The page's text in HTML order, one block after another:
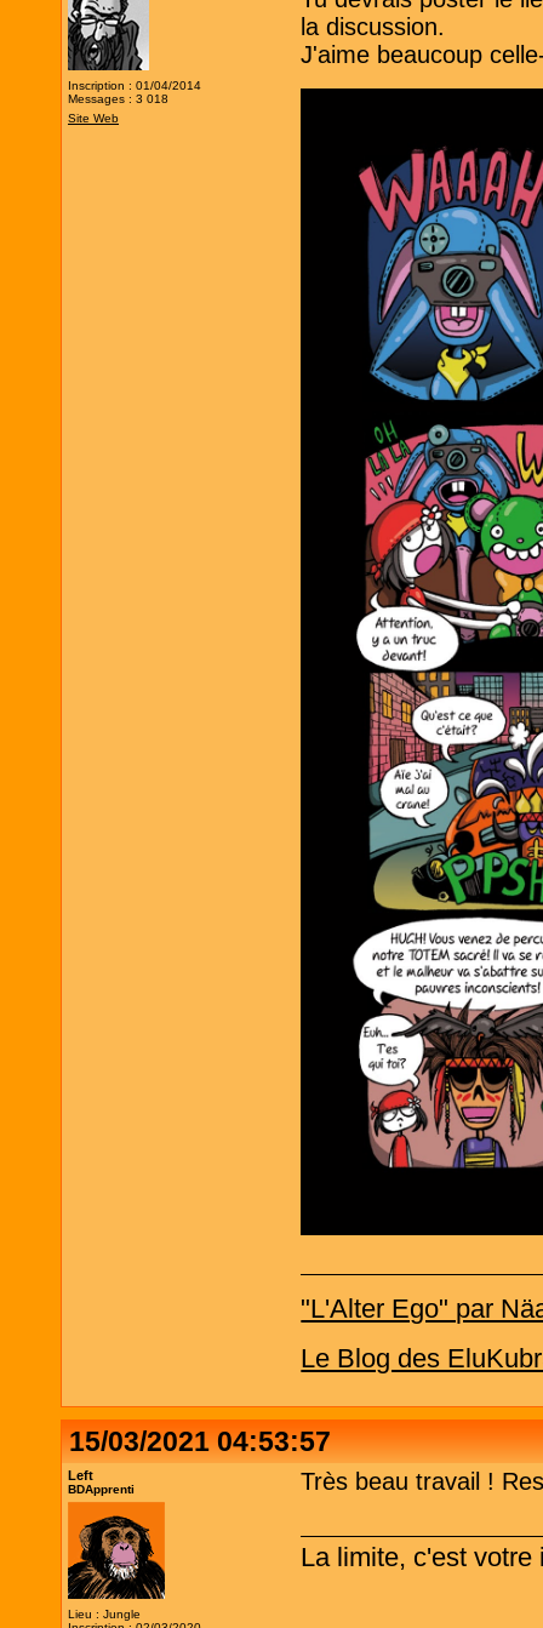
Inscription : 01/04/2014
Messages : 3 018
Site Web
la discussion.
J'aime beaucoup
"L'Alter Ego" par
Le Blog des
15/03/2021 04:53:57
Left
BDApprenti
Lieu : Jungle
Très beau travail !
La limite, c'est votre